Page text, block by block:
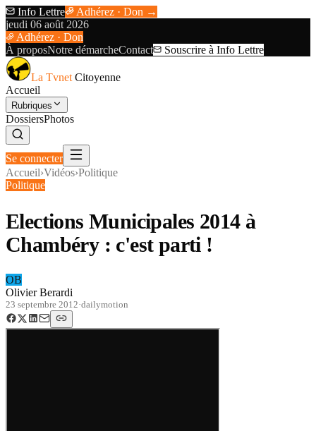
Info Lettre
Adhérez · Don →
jeudi 06 août 2026
Adhérez · Don
À proposNotre démarcheContact Souscrire à Info Lettre
La Tvnet Citoyenne
Accueil
Rubriques
DossiersPhotos
Se connecter
Accueil›Vidéos›Politique
Politique
Elections Municipales 2014 à
Chambéry : c'est parti !
OB
Olivier Berardi
23 septembre 2012·dailymotion